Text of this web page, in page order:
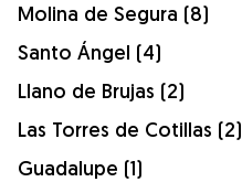
Molina de Segura (8)
Santo Ángel (4)
Llano de Brujas (2)
Las Torres de Cotillas (2)
Guadalupe (1)